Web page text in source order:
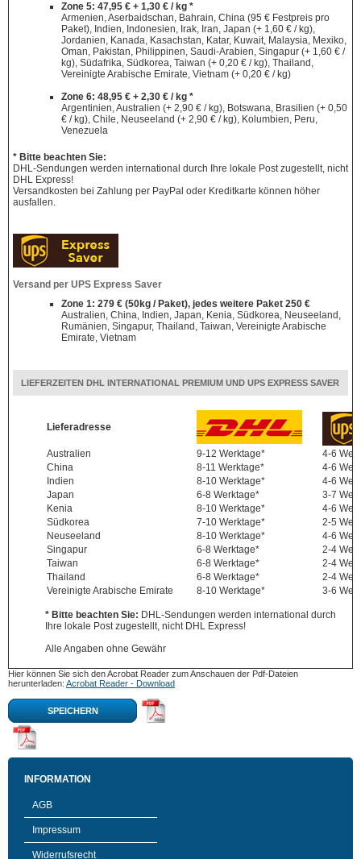
Zone 5: 47,95 € + 1,30 € / kg *
Armenien, Aserbaidschan, Bahrain, China (95 € Festpreis pro
Paket), Indien, Indonesien, Irak, Iran, Japan (+ 1,60 € / kg),
Jordanien, Kanada, Kasachstan, Katar, Kuwait, Malaysia, Mexiko,
Oman, Pakistan, Philippinen, Saudi-Arabien, Singapur (+ 1,60 € /
kg), Südafrika, Südkorea, Taiwan (+ 0,20 € / kg), Thailand,
Vereinigte Arabische Emirate, Vietnam (+ 0,20 € / kg)
Zone 6: 48,95 € + 2,30 € / kg *
Argentinien, Australien (+ 2,90 € / kg), Botswana, Brasilien (+ 0,50
€ / kg), Chile, Neuseeland (+ 2,90 € / kg), Kolumbien, Peru,
Venezuela
* Bitte beachten Sie:
DHL-Sendungen werden international durch Ihre lokale Post zugestellt, nicht
DHL Express!
Versandkosten bei Zahlung per PayPal oder Kreditkarte können höher
ausfallen.
Versand per UPS Express Saver
Zone 1: 279 € (50kg / Paket), jedes weitere Paket 250 €
Australien, China, Indien, Japan, Kenia, Südkorea, Neuseeland,
Rumänien, Singapur, Thailand, Taiwan, Vereinigte Arabische
Emirate, Vietnam
LIEFERZEITEN DHL INTERNATIONAL PREMIUM UND UPS EXPRESS SAVER
Lieferadresse
Australien 9-12 Werktage*
4-6
China
8-11 Werktage*
4-6
Indien
8-10 Werktage*
4-6
Japan
6-8 Werktage*
3-7
Kenia
8-10 Werktage*
4-6
Südkorea
7-10 Werktage*
2-5
Neuseeland
8-10 Werktage*
4-6
Singapur
6-8 Werktage*
2-4
Taiwan
6-8 Werktage*
2-4
Thailand
6-8 Werktage*
2-4
Vereinigte Arabische Emirate
8-10 Werktage* 3-6
* Bitte beachten Sie: DHL-Sendungen werden international durch
Ihre lokale Post zugestellt, nicht DHL Express!
Alle Angaben ohne Gewähr
Hier können Sie sich den Acrobat Reader zum Anschauen der Pdf-Dateien
herunterladen: Acrobat Reader - Download
SPEICHERN
INFORMATION
AGB
Impressum
Widerrufsrecht